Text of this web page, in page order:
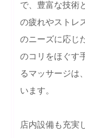
で、豊富な技術
の疲れやストレ
のニーズに応じ
のコリをほぐす
るマッサージは
います。
店内設備も充実